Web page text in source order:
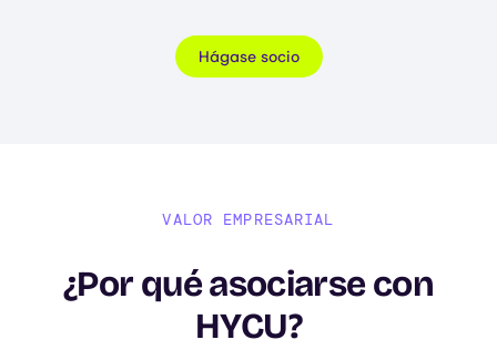
Hágase socio
VALOR EMPRESARIAL
¿Por qué asociarse con
HYCU?